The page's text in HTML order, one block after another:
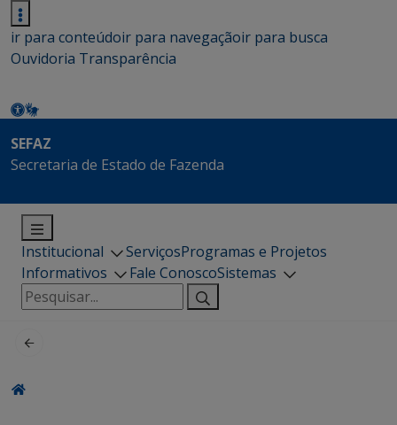
ir para conteúdoir para navegaçãoir para busca
Ouvidoria Transparência
SEFAZ
Secretaria de Estado de Fazenda
Institucional ServiçosProgramas e Projetos
Informativos
Fale ConoscoSistemas
Pesquisar
por: